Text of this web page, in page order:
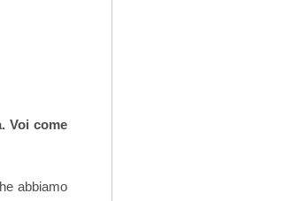
Voi come
abbiamo